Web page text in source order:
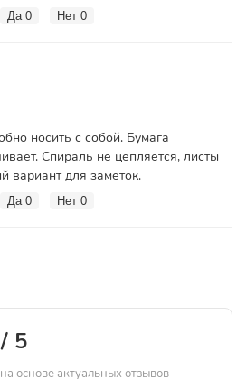
Да 0 Нет 0
носить с собой. Бумага
Спираль не цепляется, листы
вариант для заметок.
Да 0 Нет 0
5
основе актуальных отзывов